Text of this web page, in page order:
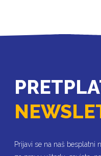
Prijavi se na naš besplatni